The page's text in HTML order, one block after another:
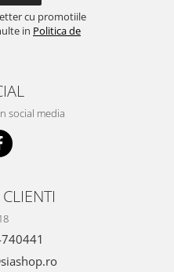
cu promotiile
in Politica de
social media